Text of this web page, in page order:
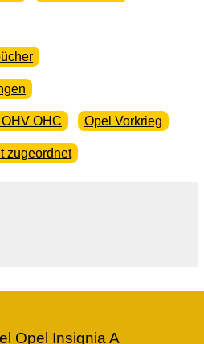
OHC Opel Vorkrieg
zugeordnet
Opel Insignia A